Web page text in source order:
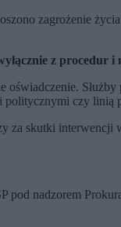
zagrożenie
z procedur
oświadczenie.
politycznymi czy linią
za skutki interwencji
pod nadzorem